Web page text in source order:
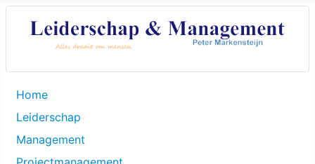
Home
Leiderschap
Management